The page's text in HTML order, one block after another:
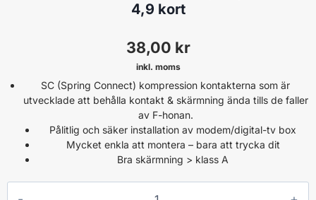
4,9 kort
38,00 kr
inkl. moms
SC (Spring Connect) kompression kontakterna som är
utvecklade att behålla kontakt & skärmning ända tills de faller
av F-honan.
Pålitlig och säker installation av modem/digital-tv box
Mycket enkla att montera – bara att trycka dit
Bra skärmning > klass A